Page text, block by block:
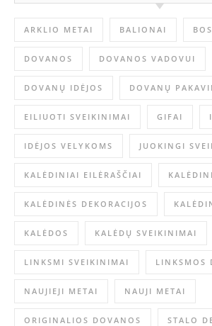
ARKLIO METAI BALIONAI
DOVANOS DOVANOS VADOVUI
DOVANŲ IDĖJOS DOVANŲ
EILIUOTI SVEIKINIMAI GIFAI
IDĖJOS VELYKOMS JUOKINGI
KALĖDINIAI EILĖRAŠČIAI
KALĖDINĖS DEKORACIJOS
KALĖDOS KALĖDŲ SVEIKINIMAI
LINKSMI SVEIKINIMAI LINKSMOS
NAUJIEJI METAI NAUJI METAI
ORIGINALIOS DOVANOS STALO